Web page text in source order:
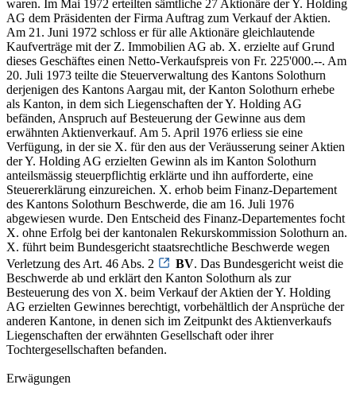
waren. Im Mai 1972 erteilten sämtliche 27 Aktionäre der Y. Holding
AG dem Präsidenten der Firma Auftrag zum Verkauf der Aktien.
Am 21. Juni 1972 schloss er für alle Aktionäre gleichlautende
Kaufverträge mit der Z. Immobilien AG ab. X. erzielte auf Grund
dieses Geschäftes einen Netto-Verkaufspreis von Fr. 225'000.--. Am
20. Juli 1973 teilte die Steuerverwaltung des Kantons Solothurn
derjenigen des Kantons Aargau mit, der Kanton Solothurn erhebe
als Kanton, in dem sich Liegenschaften der Y. Holding AG
befänden, Anspruch auf Besteuerung der Gewinne aus dem
erwähnten Aktienverkauf. Am 5. April 1976 erliess sie eine
Verfügung, in der sie X. für den aus der Veräusserung seiner Aktien
der Y. Holding AG erzielten Gewinn als im Kanton Solothurn
anteilsmässig steuerpflichtig erklärte und ihn aufforderte, eine
Steuererklärung einzureichen. X. erhob beim Finanz-Departement
des Kantons Solothurn Beschwerde, die am 16. Juli 1976
abgewiesen wurde. Den Entscheid des Finanz-Departementes focht
X. ohne Erfolg bei der kantonalen Rekurskommission Solothurn an.
X. führt beim Bundesgericht staatsrechtliche Beschwerde wegen
Verletzung des Art. 46 Abs. 2
BV. Das Bundesgericht weist die
Beschwerde ab und erklärt den Kanton Solothurn als zur
Besteuerung des von X. beim Verkauf der Aktien der Y. Holding
AG erzielten Gewinnes berechtigt, vorbehältlich der Ansprüche der
anderen Kantone, in denen sich im Zeitpunkt des Aktienverkaufs
Liegenschaften der erwähnten Gesellschaft oder ihrer
Tochtergesellschaften befanden.
Erwägungen